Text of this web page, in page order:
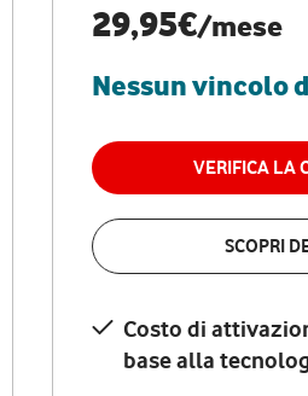
29,95€/mese
Nessun vincolo
VERIFICA LA
SCOPRI
Costo di
base alla